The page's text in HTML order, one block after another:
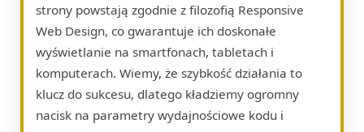
strony powstają zgodnie z filozofią Responsive
Web Design, co gwarantuje ich doskonałe
wyświetlanie na smartfonach, tabletach i
komputerach. Wiemy, że szybkość działania to
klucz do sukcesu, dlatego kładziemy ogromny
nacisk na parametry wydajnościowe kodu i